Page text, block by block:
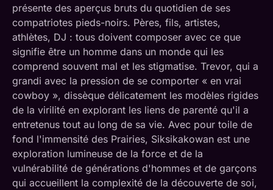
présente des aperçus bruts du quotidien de ses
compatriotes pieds-noirs. Pères, fils, artistes,
athlètes, DJ : tous doivent composer avec ce que
signifie être un homme dans un monde qui les
comprend souvent mal et les stigmatise. Trevor, qui a
grandi avec la pression de se comporter « en vrai
cowboy », dissèque délicatement les modèles rigides
de la virilité en explorant les liens de parenté qu'il a
entretenus tout au long de sa vie. Avec pour toile de
fond l'immensité des Prairies, Siksikakowan est une
exploration lumineuse de la force et de la
vulnérabilité de générations d'hommes et de garçons
qui accueillent la complexité de la découverte de soi,